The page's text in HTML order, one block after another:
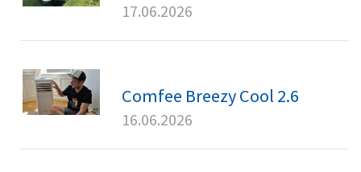
17.06.2026
Comfee Breezy Cool 2.6
16.06.2026